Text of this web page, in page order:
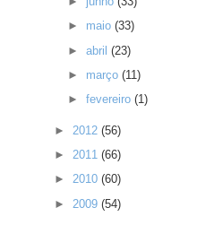
► maio(33)
►abril(23)
► março(11)
►fevereiro(1)
► 2012 (56)
► 2011 (66)
► 2010 (60)
► 2009 (54)